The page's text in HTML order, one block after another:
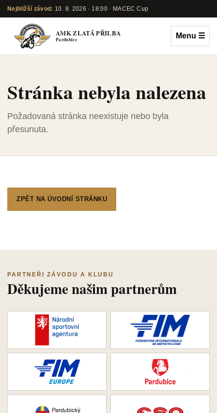
Nejbližší závod: 10. 8. 2026 · 18:00 · MACEC Cup
AMK ZLATÁ PŘILBA
Pardubice Menu ☰
Stránka nebyla nalezena
Požadovaná stránka neexistuje nebo byla
přesunuta.
ZPĚT NA ÚVODNÍ STRÁNKU
PARTNEŘI ZÁVODU A KLUBU
Děkujeme našim partnerům